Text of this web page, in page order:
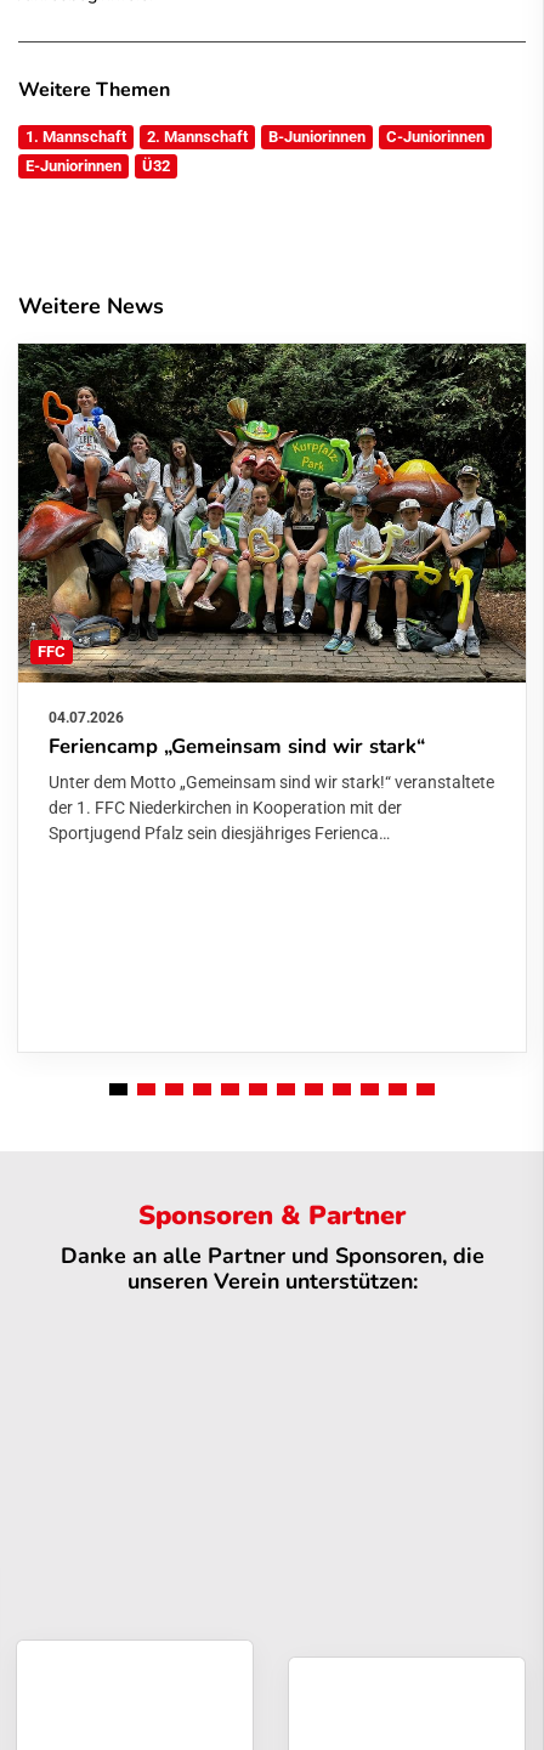
Weitere Themen
1. Mannschaft 2. Mannschaft B-Juniorinnen
C-Juniorinnen
E-Juniorinnen
Ü32
Weitere News
FFC
04.07.2026
Feriencamp „Gemeinsam sind wir stark“
Unter dem Motto „Gemeinsam sind wir stark!“ veranstaltete
der 1. FFC Niederkirchen in Kooperation mit der
Sportjugend Pfalz sein diesjähriges Ferienca…
Sponsoren & Partner
Danke an alle Partner und Sponsoren, die
unseren Verein unterstützen: